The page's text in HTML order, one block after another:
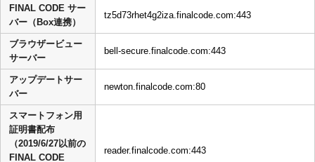
FINAL CODE サー
バー（Box連携）
tz5d73rhet4g2iza.finalcode.com:443
ブラウザービュー
サーバー
bell-secure.finalcode.com:443
アップデートサー
バー
newton.finalcode.com:80
スマートフォン用
証明書配布
（2019/6/27以前の
FINAL CODE
reader.finalcode.com:443